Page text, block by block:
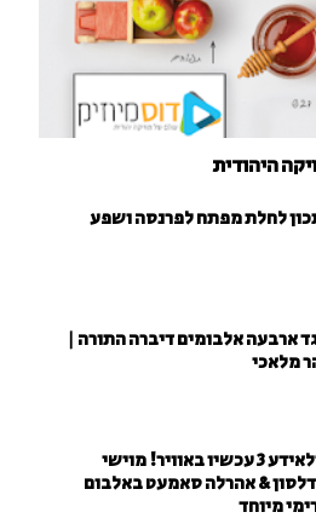
היהודית
לחלת מפתח לפרנסה ושפע
ארבעה אלבומים דיברה התורה |
מלאכי
עדלאידע 3 עכשיו באוויר! מוישי
& אהרלה סאמעט באלבום
מיוחד